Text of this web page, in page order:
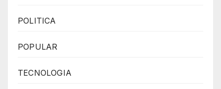
POLITICA
POPULAR
TECNOLOGIA